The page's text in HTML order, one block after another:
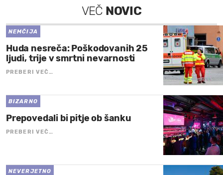
VEČ NOVIC
NEMČIJA
Huda nesreča: Poškodovanih 25
ljudi, trije v smrtni nevarnosti
PREBERI VEČ…
BIZARNO
Prepovedali bi pitje ob šanku
PREBERI VEČ…
NEVERJETNO